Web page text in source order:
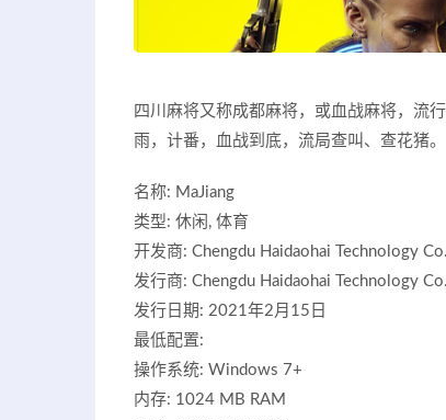
四川麻将又称成都麻将，或血战麻将，流
雨，计番，血战到底，流局查叫、查花猪。
名称: MaJiang
类型: 休闲, 体育
开发商: Chengdu Haidaohai Technology
发行商: Chengdu Haidaohai Technology
发行日期: 2021年2月15日
最低配置:
操作系统: Windows 7+
内存: 1024 MB RAM